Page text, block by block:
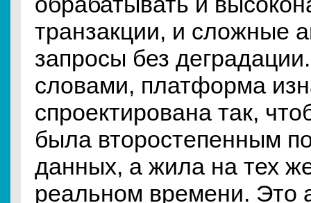
транзакции, и сложные
запросы без
словами, платформа
спроектирована так,
была второстепенным
данных, а жила на тех
реальном времени. Это